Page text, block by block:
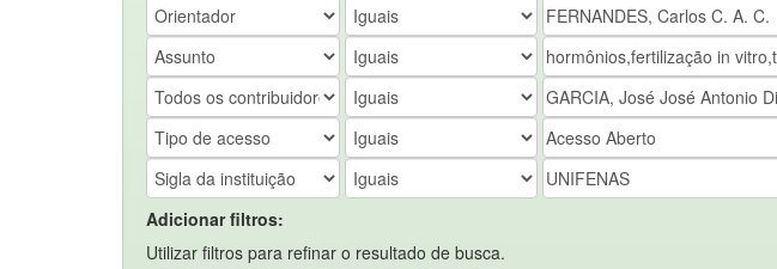
Adicionar filtros:
Utilizar filtros para refinar o resultado de busca.